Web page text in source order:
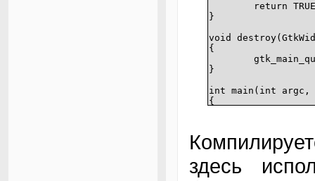
return
}
void
{
}
int main(int argc,
{
gtk_init
window =
здесь